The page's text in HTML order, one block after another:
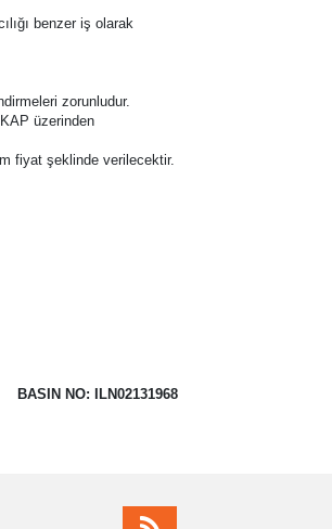
benzer iş olarak
zorunludur.
üzerinden
fiyat şeklinde verilecektir.
BASIN NO: ILN02131968